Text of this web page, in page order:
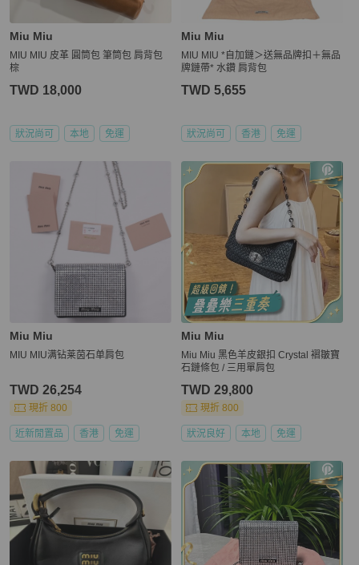
Miu Miu
MIU MIU 皮革 圓筒包 筆筒包 肩背包
棕
TWD 18,000
狀況尚可 本地 免運
Miu Miu
MIU MIU *自加鏈＞送無品牌扣＋無品
牌鏈帶* 水鑽 肩背包
TWD 5,655
狀況尚可 香港 免運
Miu Miu
MIU MIU满钻莱茵石单肩包
TWD 26,254
現折 800
近新閒置品 香港 免運
Miu Miu
Miu Miu 黑色羊皮銀扣 Crystal 褶皺寶
石鏈條包 / 三用單肩包
TWD 29,800
現折 800
狀況良好 本地 免運